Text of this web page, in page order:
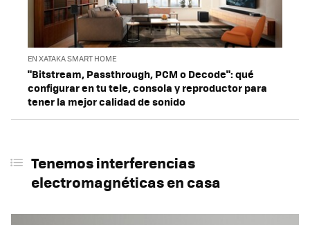
EN XATAKA SMART HOME
"Bitstream, Passthrough, PCM o Decode": qué
configurar en tu tele, consola y reproductor para
tener la mejor calidad de sonido
Tenemos interferencias
electromagnéticas en casa